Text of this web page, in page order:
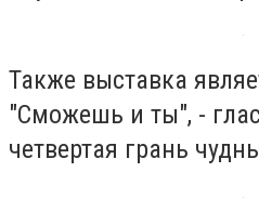
Также выставка
"Сможешь и ты", -
четвертая грань